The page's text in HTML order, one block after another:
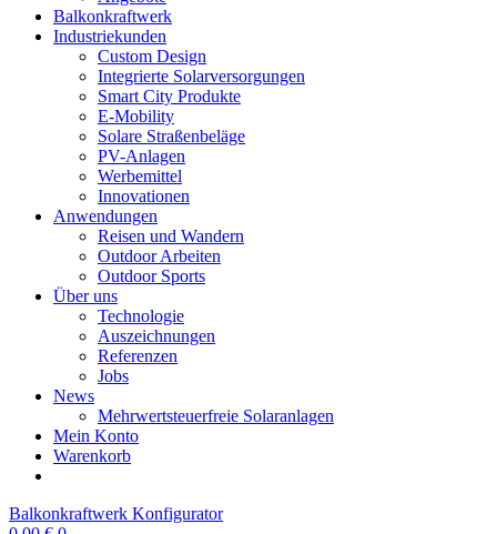
Balkonkraftwerk
Industriekunden
Custom Design
Integrierte Solarversorgungen
Smart City Produkte
E-Mobility
Solare Straßenbeläge
PV-Anlagen
Werbemittel
Innovationen
Anwendungen
Reisen und Wandern
Outdoor Arbeiten
Outdoor Sports
Über uns
Technologie
Auszeichnungen
Referenzen
Jobs
News
Mehrwertsteuerfreie Solaranlagen
Mein Konto
Warenkorb
Balkonkraftwerk Konfigurator